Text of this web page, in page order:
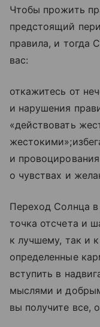
Чтобы прожить
предстоящий
правила, и тогда
вас:
откажитесь от
и нарушения
«действовать
и
о чувствах и
Переход Солнца
точка отсчета и
к лучшему, так и
определенные
вступить в
мыслями и
вы получите все,